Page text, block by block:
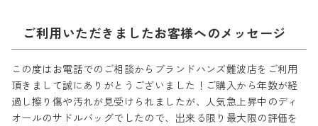
ご利用いただきましたお客様へのメッセージ
この度はお電話でのご相談からブランドハンズ難波店をご利用
頂きまして誠にありがとうございました！ご購入から年数が経
過し擦り傷や汚れが見受けられましたが、人気急上昇中のディ
オールのサドルバッグでしたので、出来る限り最大限の評価を